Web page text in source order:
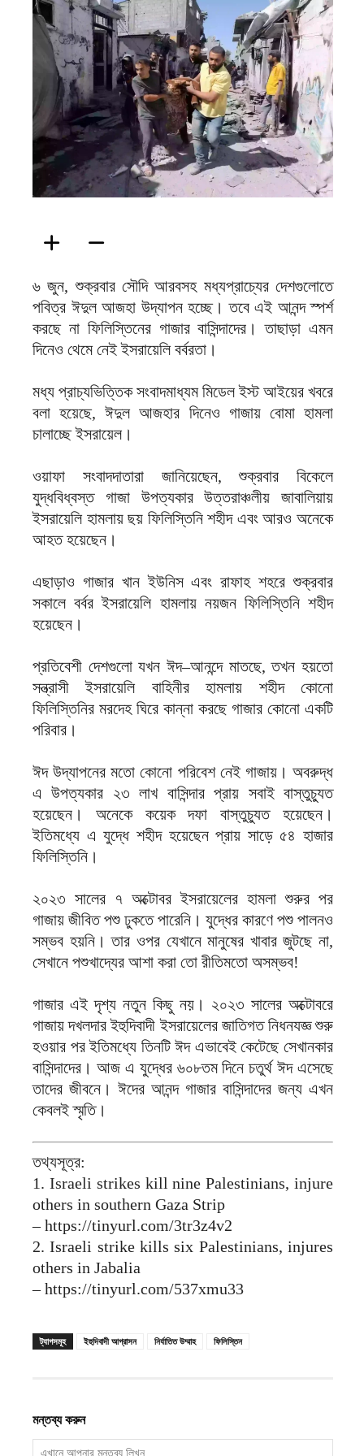
ফিরদাউস
৬ জুন, শুক্রবার সৌদি আরবসহ মধ্যপ্রাচ্যের দেশগুলোতে
পবিত্র ঈদুল আজহা উদ্‌যাপন হচ্ছে। তবে এই আনন্দ স্পর্শ
করছে না ফিলিস্তিনের গাজার বাসিন্দাদের। তাছাড়া এমন
দিনেও থেমে নেই ইসরায়েলি বর্বরতা।
মধ্য প্রাচ্যভিত্তিক সংবাদমাধ্যম মিডেল ইস্ট আইয়ের খবরে
বলা হয়েছে, ঈদুল আজহার দিনেও গাজায় বোমা হামলা
চালাচ্ছে ইসরায়েল।
ওয়াফা সংবাদদাতারা জানিয়েছেন, শুক্রবার বিকেলে
যুদ্ধবিধ্বস্ত গাজা উপত্যকার উত্তরাঞ্চলীয় জাবালিয়ায়
ইসরায়েলি হামলায় ছয় ফিলিস্তিনি শহীদ এবং আরও অনেকে
আহত হয়েছেন।
এছাড়াও গাজার খান ইউনিস এবং রাফাহ শহরে শুক্রবার
সকালে বর্বর ইসরায়েলি হামলায় নয়জন ফিলিস্তিনি শহীদ
হয়েছেন।
প্রতিবেশী দেশগুলো যখন ঈদ–আনন্দে মাতছে, তখন হয়তো
সন্ত্রাসী ইসরায়েলি বাহিনীর হামলায় শহীদ কোনো
ফিলিস্তিনির মরদেহ ঘিরে কান্না করছে গাজার কোনো একটি
পরিবার।
ঈদ উদ্‌যাপনের মতো কোনো পরিবেশ নেই গাজায়। অবরুদ্ধ
এ উপত্যকার ২৩ লাখ বাসিন্দার প্রায় সবাই বাস্তুচ্যুত
হয়েছেন। অনেকে কয়েক দফা বাস্তুচ্যুত হয়েছেন।
ইতিমধ্যে এ যুদ্ধে শহীদ হয়েছেন প্রায় সাড়ে ৫৪ হাজার
ফিলিস্তিনি।
২০২৩ সালের ৭ অক্টোবর ইসরায়েলের হামলা শুরুর পর
গাজায় জীবিত পশু ঢুকতে পারেনি। যুদ্ধের কারণে পশু পালনও
সম্ভব হয়নি। তার ওপর যেখানে মানুষের খাবার জুটছে না,
সেখানে পশুখাদ্যের আশা করা তো রীতিমতো অসম্ভব!
গাজার এই দৃশ্য নতুন কিছু নয়। ২০২৩ সালের অক্টোবরে
গাজায় দখলদার ইহুদিবাদী ইসরায়েলের জাতিগত নিধনযজ্ঞ শুরু
হওয়ার পর ইতিমধ্যে তিনটি ঈদ এভাবেই কেটেছে সেখানকার
বাসিন্দাদের। আজ এ যুদ্ধের ৬০৮তম দিনে চতুর্থ ঈদ এসেছে
তাদের জীবনে। ঈদের আনন্দ গাজার বাসিন্দাদের জন্য এখন
কেবলই স্মৃতি।
তথ্যসূত্র:
1. Israeli strikes kill nine Palestinians, injure
others in southern Gaza Strip
– https://tinyurl.com/3tr3z4v2
2. Israeli strike kills six Palestinians, injures
others in Jabalia
– https://tinyurl.com/537xmu33
ট্যাগসমূহ ইহুদিবাদী আগ্রাসন নির্যাতিত উম্মাহ ফিলিস্তিন
মন্তব্য করুন